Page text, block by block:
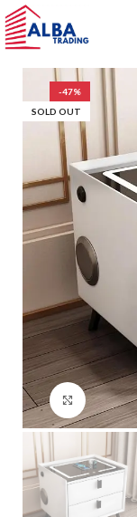
-47%
SOLD OUT
Click to